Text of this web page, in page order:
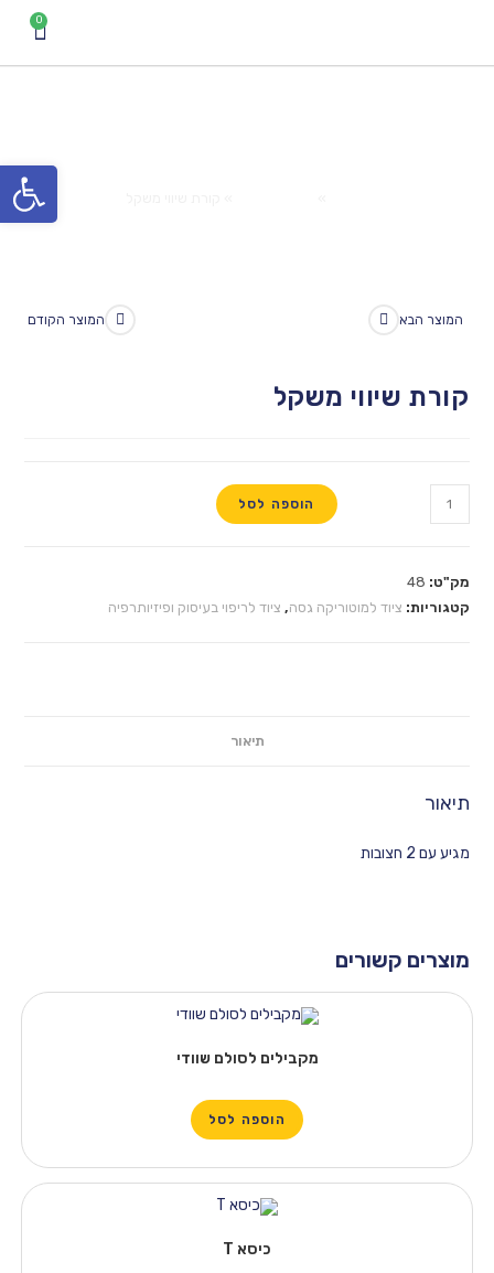
המוצר הקודם המוצר הבא
קורת שיווי משקל
הוספה לסל
מק"ט: 48
קטגוריות: ציוד למוטוריקה גסה, ציוד לריפוי בעיסוק ופיזיותרפיה
תיאור
תיאור
מגיע עם 2 חצובות
מוצרים קשורים
מקבילים לסולם שוודי
הוספה לסל
כיסא T
פתח סרגל נגישות